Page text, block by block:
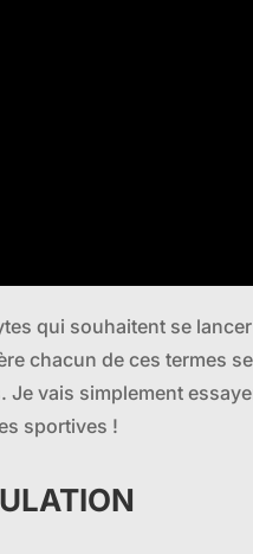
qui souhaitent se
chacun de ces termes
Je vais simplement
sportives !